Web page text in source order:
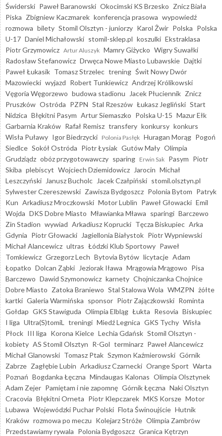
Świderski Paweł Baranowski Okocimski KS Brzesko Znicz Biała
Piska Zbigniew Kaczmarek konferencja prasowa wypowiedź
rozmowa bilety Stomil Olsztyn - juniorzy Karol Żwir Polska Polska
U-17 Daniel Michałowski stomil-sklep.pl koszulki Ekstraklasa
Piotr Grzymowicz Artur Aluszyk Mamry Giżycko Wigry Suwałki
Radosław Stefanowicz Drwęca Nowe Miasto Lubawskie Dajtki
Paweł Łukasik Tomasz Strzelec trening Świt Nowy Dwór
Mazowiecki wyjazd Robert Tunkiewicz Andrzej Królikowski
Vęgoria Węgorzewo budowa stadionu Jacek Płuciennik Znicz
Pruszków Ostróda PZPN Stal Rzeszów Łukasz Jegliński Start
Nidzica Błękitni Pasym Artur Siemaszko Polska U-15 Mazur Ełk
Garbarnia Kraków Rafał Remisz transfery konkursy konkurs
Wisła Puławy Igor Biedrzycki Polonia Pasłęk Huragan Morąg Pogoń
Siedlce Sokół Ostróda Piotr Łysiak Gutów Mały Olimpia
Grudziądz obóz przygotowawczy sparing Erwin Sak Pasym Piotr
Skiba plebiscyt Wojciech Dziemidowicz Jarocin Michał
Leszczyński
Janusz Bucholc Jacek Czałpiński stomil.olsztyn.pl
Sylwester Czereszewski Zawisza Bydgoszcz Polonia Bytom Patryk
Kun Arkadiusz Mroczkowski Motor Lublin Paweł Głowacki Emil
Wojda DKS Dobre Miasto Mławianka Mława sparingi Barczewo
Zin Stadion wywiad Arkadiusz Koprucki Tęcza Biskupiec Arka
Gdynia Piotr Głowacki Jagiellonia Białystok Piotr Wypniewski
Michał Alancewicz ultras Łódzki Klub Sportowy Paweł
Tomkiewicz Grzegorz Lech Bytovia Bytów licytacje Adam
Łopatko Dolcan Ząbki Jeziorak Iława Mrągowia Mrągowo Pisa
Barczewo Dawid Szymonowicz karnety Chojniczanka Chojnice
Dobre Miasto Zatoka Braniewo Stal Stalowa Wola WMZPN żółte
kartki Galeria Warmińska sponsor Piotr Zajączkowski Rominta
Gołdap GKS Stawiguda Olimpia Elbląg Łukta Resovia Biskupiec
I liga Ultra(S)tomiL treningi Miedź Legnica GKS Tychy Wisła
Płock III liga Korona Kielce Lechia Gdańsk Stomil Olsztyn -
kobiety AS Stomil Olsztyn R-Gol terminarz Paweł Alancewicz
Michał Glanowski Tomasz Ptak Szymon Kaźmierowski Górnik
Zabrze Zagłębie Lubin Arkadiusz Czarnecki Orange Sport Warta
Poznań Bogdanka Łęczna Mindaugas Kalonas Olimpia Olsztynek
Adam Zejer Pamiętam i nie zapomnę Górnik Łęczna Naki Olsztyn
Cracovia Błękitni Orneta Piotr Klepczarek MKS Korsze Motor
Lubawa Wojewódzki Puchar Polski Flota Świnoujście Hutnik
Kraków rozmowa po meczu Kolejarz Stróże Olimpia Zambrów
Przedstawiamy rywala Polonia Bydgoszcz Granica Kętrzyn